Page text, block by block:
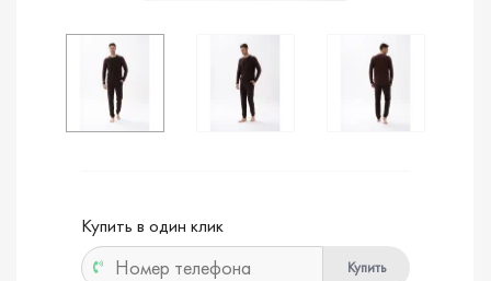
Купить в один клик
Купить